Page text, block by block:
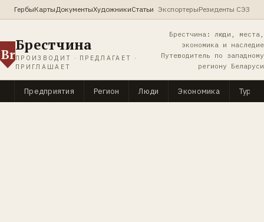
ГербыКартыДокументыХудожникиСтатьи ЭкспортерыРезиденты СЭЗ
Br
Брестчина
ПРОИЗВОДИТ · ПРЕДЛАГАЕТ ·
ПРИГЛАШАЕТ
Брестчина: люди, места,
экономика и наследие
Путеводитель по западному
региону Беларуси
Предприятия Регион Люди Экономика